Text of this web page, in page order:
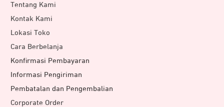
Tentang Kami
Kontak Kami
Lokasi Toko
Cara Berbelanja
Konfirmasi Pembayaran
Informasi Pengiriman
Pembatalan dan Pengembalian
Corporate Order